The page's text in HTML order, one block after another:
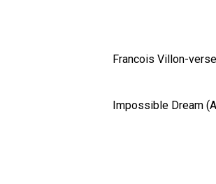
Francois Villon-
Impossible Dream (A